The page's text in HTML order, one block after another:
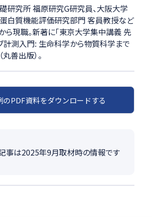
研究所 福原研究G研究員、大阪大学
白質機能評価研究部門 客員教授など
ら現職。新著に「東京大学集中講義 先
計測入門: 生命科学から物質科学まで
善出版）。
のPDF資料をダウンロードする
事は2025年9月取材時の情報です